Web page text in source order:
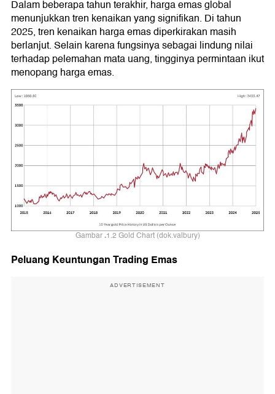
Dalam beberapa tahun terakhir, harga emas global
menunjukkan tren kenaikan yang signifikan. Di tahun
2025, tren kenaikan harga emas diperkirakan masih
berlanjut. Selain karena fungsinya sebagai lindung nilai
terhadap pelemahan mata uang, tingginya permintaan ikut
menopang harga emas.
Gambar.1.2 Gold Chart (dok.valbury)
Peluang Keuntungan Trading Emas
ADVERTISEMENT